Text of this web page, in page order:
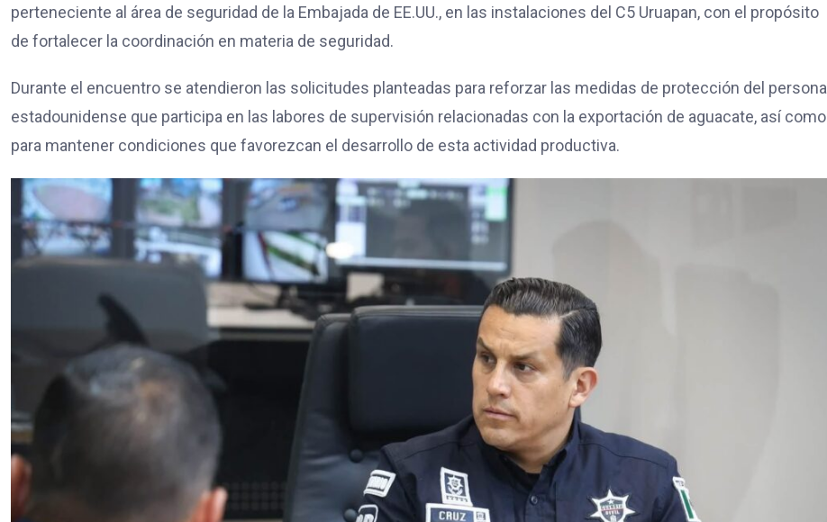
perteneciente al área de seguridad de la Embajada de EE.UU., en las instalaciones del C5 Uruapan, con el propósito
de fortalecer la coordinación en materia de seguridad.
Durante el encuentro se atendieron las solicitudes planteadas para reforzar las medidas de protección del personal
estadounidense que participa en las labores de supervisión relacionadas con la exportación de aguacate, así como
para mantener condiciones que favorezcan el desarrollo de esta actividad productiva.